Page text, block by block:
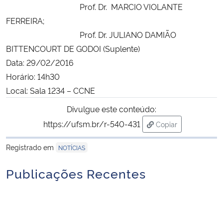
Gabinete de Segurança Institucional
Advocacia-Geral da União
Banco Central do Brasil
Prof. Dr. MARCIO VIOLANTE
FERREIRA;
Prof. Dr. JULIANO DAMIÃO
BITTENCOURT DE GODOI (Suplente)
Data: 29/02/2016
Horário: 14h30
Local: Sala 1234 – CCNE
Divulgue este conteúdo:
https://ufsm.br/r-540-431
Copiar
para área de
Registrado em
NOTÍCIAS
Publicações Recentes